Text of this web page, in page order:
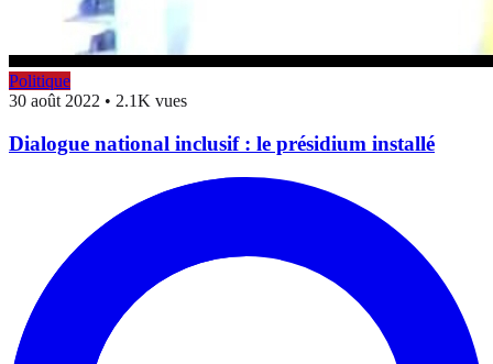
Politique
30 août 2022 • 2.1K vues
Dialogue national inclusif : le présidium installé